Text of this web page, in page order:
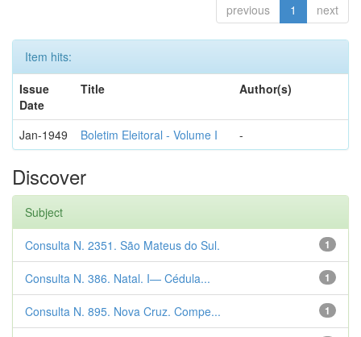
previous 1 next
Item hits:
Issue
Date
Title Author(s)
Jan-1949 Boletim Eleitoral - Volume I -
Discover
Subject
1
Consulta N. 2351. São Mateus do Sul.
1
Consulta N. 386. Natal. I— Cédula...
1
Consulta N. 895. Nova Cruz. Compe...